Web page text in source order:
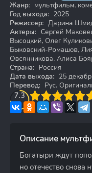
Жанр: мультфильм,
Год выхода: 2025
Режиссер: Дарина
Актеры: Сергей
Высоцкий, Олег
Быковский-Ромашов,
Овсянникова, Алиса
Страна: Россия
Дата выхода: 25
Перевод: Рус.
7.3
4 5 6 7 8 9 10
Описание
Богатыри ждут
но отечество снова